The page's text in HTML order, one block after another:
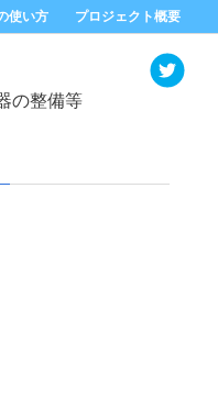
使い方 プロジェクト概要
の整備等